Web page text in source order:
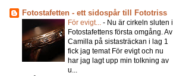
Fotostafetten - ett sidospår till Fototriss
För evigt... - Nu är cirkeln sluten i
Fotostafettens första omgång. Av
Camilla på sistasträckan i lag 1
fick jag temat För evigt och nu
har jag lagt upp min tolkning av
u...